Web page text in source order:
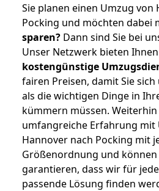
Sie planen einen Umzug von
Pocking und möchten dabei
sparen? Dann sind Sie bei
Unser Netzwerk bieten Ihnen
kostengünstige
fairen Preisen, damit Sie
als die wichtigen Dinge in
kümmern müssen.
umfangreiche Erfahrung mit
Hannover nach Pocking mit
Größenordnung und
garantieren, dass wir für
passende Lösung finden